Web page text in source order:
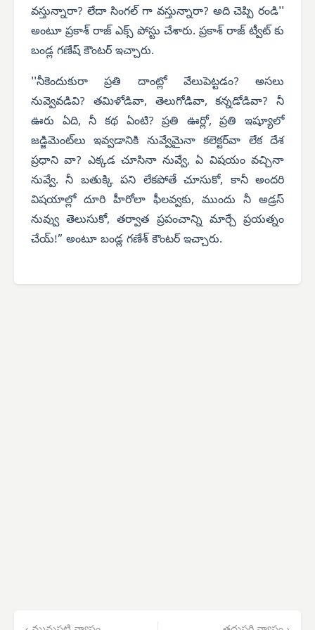
వస్తున్నారా? లేదా సింగల్ గా వస్తున్నారా? అది చెప్పి రండి''
అంటూ ప్రకాశ్ రాజ్ ఎక్స్ పోస్టు చేశారు. ప్రకాశ్ రాజ్ ట్వీట్ కు
బండ్ల గణేష్ కౌంటర్ ఇచ్చారు.
''నీకెందుకురా ప్రతి దాంట్లో వేలుపెట్టడం? అసలు
నువ్వెవడివి? తమిళోడివా, తెలుగోడివా, కన్నడోడివా? నీ
ఊరు ఏది, నీ కథ ఏంటి? ప్రతి ఊర్లో, ప్రతి ఇష్యూలో
జడ్జిమెంట్‌లు ఇవ్వడానికి నువ్వేమైనా కలెక్టర్‌వా లేక దేశ
ప్రధాని వా? ఎక్కడ చూసినా నువ్వే, ఏ విషయం వచ్చినా
నువ్వే. నీ బతుక్కి పని లేకపోతే చూసుకో, కానీ అందరి
విషయాల్లో దూరి హీరోలా ఫీలవ్వకు, ముందు నీ అడ్రస్
నువ్వు తెలుసుకో, తర్వాత ప్రపంచాన్ని మార్చే ప్రయత్నం
చేయ్!” అంటూ బండ్ల గణేశ్ కౌంటర్ ఇచ్చారు.